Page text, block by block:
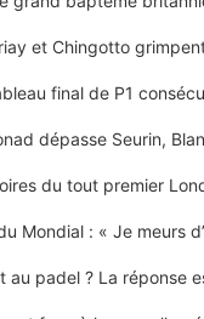
et Chingotto
final de P1
dépasse Seurin,
du tout premier
Mondial : « Je meurs
padel ? La réponse